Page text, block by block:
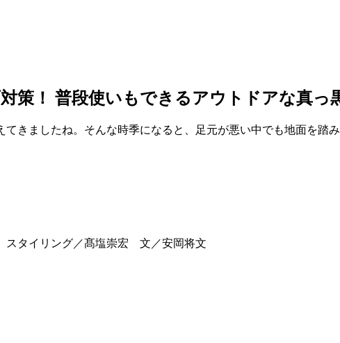
策！ 普段使いもできるアウトドアな真っ
きましたね。そんな時季になると、足元が悪い中でも地面を
タイリング／髙塩崇宏 文／安岡将文